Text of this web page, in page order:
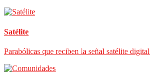
Satélite
Parabólicas que reciben la señal satélite